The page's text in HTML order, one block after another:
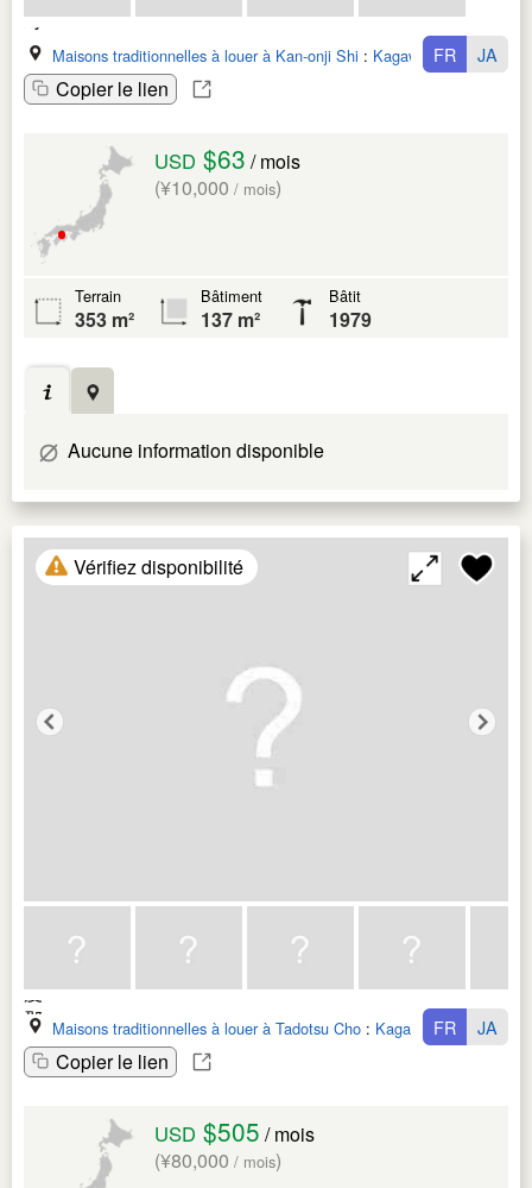
Maisons traditionnelles à louer à Kan-onji Shi : Kagawa Ken
Copier le lien
FR JA
USD $63 / mois
(¥10,000 / mois)
Terrain
353 m²
Bâtiment
137 m²
Bâtit
1979
Aucune information disponible
Vérifiez disponibilité
Maisons traditionnelles à louer à Tadotsu Cho : Kagawa Ken
Copier le lien
FR JA
USD $505 / mois
(¥80,000 / mois)